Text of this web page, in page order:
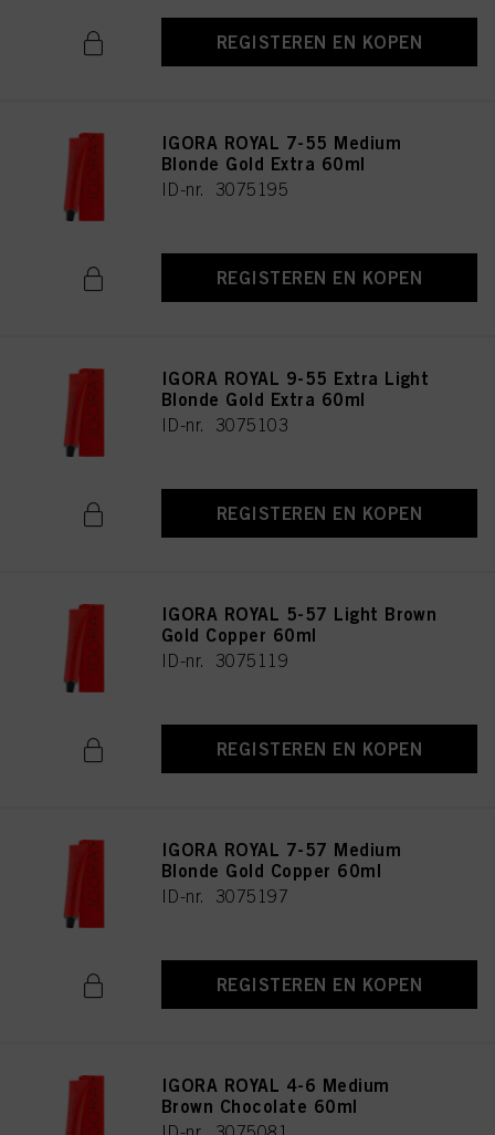
REGISTEREN EN KOPEN
IGORA ROYAL 7-55 Medium
Blonde Gold Extra 60ml
ID-nr. 3075195
REGISTEREN EN KOPEN
IGORA ROYAL 9-55 Extra Light
Blonde Gold Extra 60ml
ID-nr. 3075103
REGISTEREN EN KOPEN
IGORA ROYAL 5-57 Light Brown
Gold Copper 60ml
ID-nr. 3075119
REGISTEREN EN KOPEN
IGORA ROYAL 7-57 Medium
Blonde Gold Copper 60ml
ID-nr. 3075197
REGISTEREN EN KOPEN
IGORA ROYAL 4-6 Medium
Brown Chocolate 60ml